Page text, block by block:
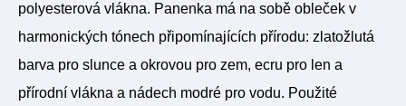
polyesterová vlákna. Panenka má na sobě obleček v
harmonických tónech připomínajících přírodu: zlatožlutá
barva pro slunce a okrovou pro zem, ecru pro len a
přírodní vlákna a nádech modré pro vodu. Použité